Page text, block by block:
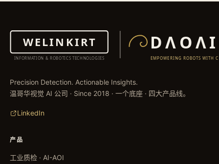
Precision Detection. Actionable Insights.
温哥华视觉 AI 公司 · Since 2018 · 一个底座 · 四大产品线。
LinkedIn
产品
工业质检 · AI-AOI